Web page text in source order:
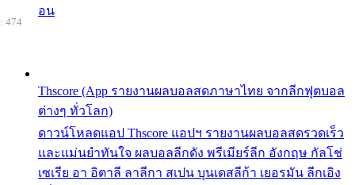
อน
Thscore (App รายงานผลบอลสดภาษาไทย จากลีกฟุตบอล
ต่างๆ ทั่วโลก)
ดาวน์โหลดแอป Thscore แอปฯ รายงานผลบอลสดรวดเร็ว
และแม่นยำทันใจ ผลบอลลีกดัง พรีเมียร์ลีก อังกฤษ กัลโช่
เซเรีย อา อิตาลี ลาลีกา สเปน บุนเดสลีก้า เยอรมัน ลีกเอิง
474